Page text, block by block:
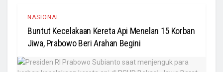
NASIONAL
Buntut Kecelakaan Kereta Api Menelan 15 Korban
Jiwa, Prabowo Beri Arahan Begini